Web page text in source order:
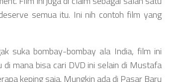
semua itu. Ini nih contoh film yang
suka bombay-bombay ala India, film ini
mana bisa cari DVD ini selain di Mustafa
keping saja. Mungkin ada di Pasar Baru